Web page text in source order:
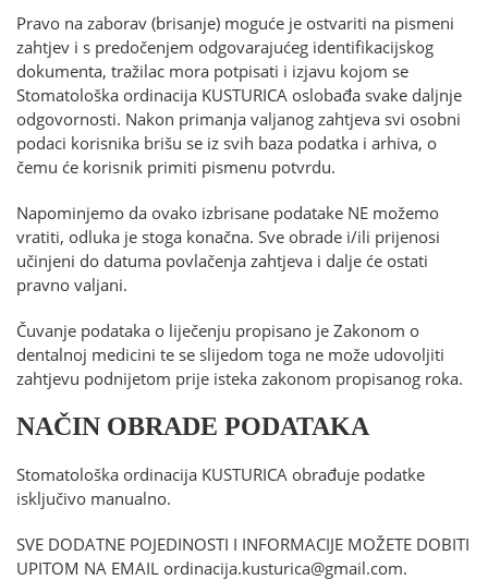
Pravo na zaborav (brisanje) moguće je ostvariti na pismeni
zahtjev i s predočenjem odgovarajućeg identifikacijskog
dokumenta, tražilac mora potpisati i izjavu kojom se
Stomatološka ordinacija KUSTURICA oslobađa svake daljnje
odgovornosti. Nakon primanja valjanog zahtjeva svi osobni
podaci korisnika brišu se iz svih baza podatka i arhiva, o
čemu će korisnik primiti pismenu potvrdu.
Napominjemo da ovako izbrisane podatake NE možemo
vratiti, odluka je stoga konačna. Sve obrade i/ili prijenosi
učinjeni do datuma povlačenja zahtjeva i dalje će ostati
pravno valjani.
Čuvanje podataka o liječenju propisano je Zakonom o
dentalnoj medicini te se slijedom toga ne može udovoljiti
zahtjevu podnijetom prije isteka zakonom propisanog roka.
NAČIN OBRADE PODATAKA
Stomatološka ordinacija KUSTURICA obrađuje podatke
isključivo manualno.
SVE DODATNE POJEDINOSTI I INFORMACIJE MOŽETE DOBITI
UPITOM NA EMAIL ordinacija.kusturica@gmail.com.